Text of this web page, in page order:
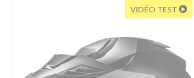
VIDÉO TEST